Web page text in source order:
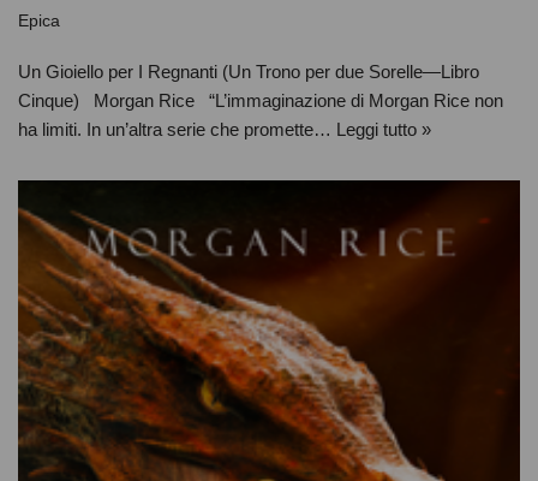
Epica
Un Gioiello per I Regnanti (Un Trono per due Sorelle—Libro
Cinque) Morgan Rice “L’immaginazione di Morgan Rice non
ha limiti. In un’altra serie che promette… Leggi tutto »